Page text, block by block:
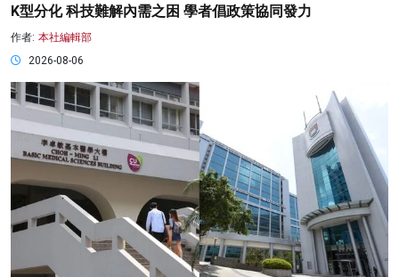
K型分化 科技難解內需之困 學者倡政策協同發力
作者: 本社編輯部
2026-08-06